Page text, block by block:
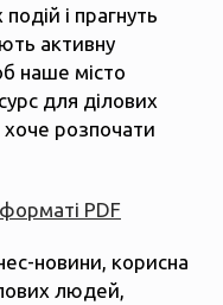
і прагнуть
активну
наше місто
для ділових
хоче розпочати
PDF
новини, корисна
людей,